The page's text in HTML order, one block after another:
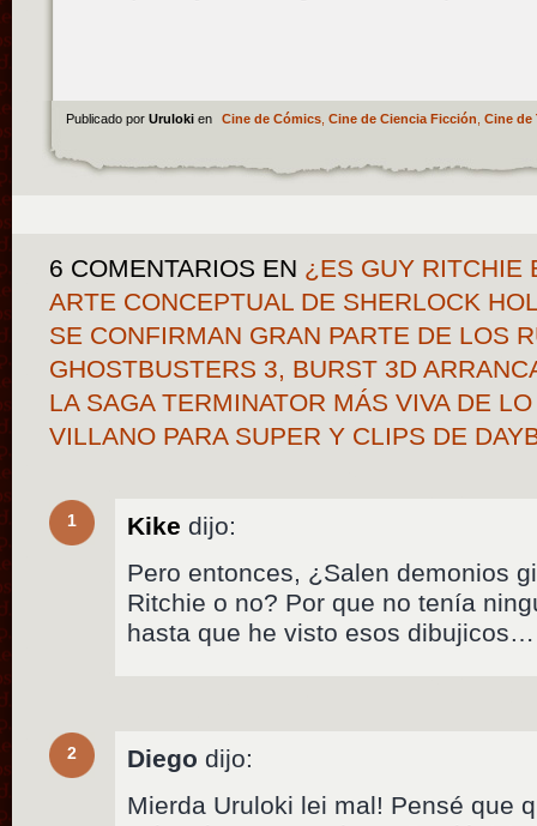
Publicado por Uruloki en Cine de Cómics, Cine de Ciencia Ficción Cine de
6 COMENTARIOS EN ¿ES GUY RITCHIE
ARTE CONCEPTUAL DE SHERLOCK
SE CONFIRMAN GRAN PARTE DE LOS
GHOSTBUSTERS 3, BURST 3D
LA SAGA TERMINATOR MÁS VIVA DE
VILLANO PARA SUPER Y CLIPS DE
1 Kike dijo:
Pero entonces, ¿Salen demonios
Ritchie o no? Por que no tenía
hasta que he visto esos dibujicos…
2 Diego dijo:
Mierda Uruloki lei mal! Pensé que